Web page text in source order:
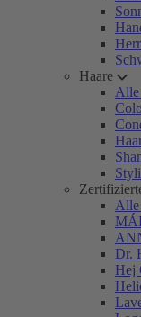
Haare
Alle
Alle
Dr.
Hej